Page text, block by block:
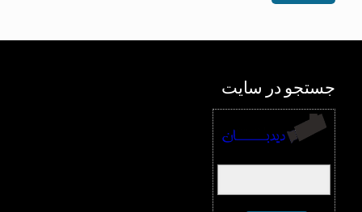
جستجو در سایت